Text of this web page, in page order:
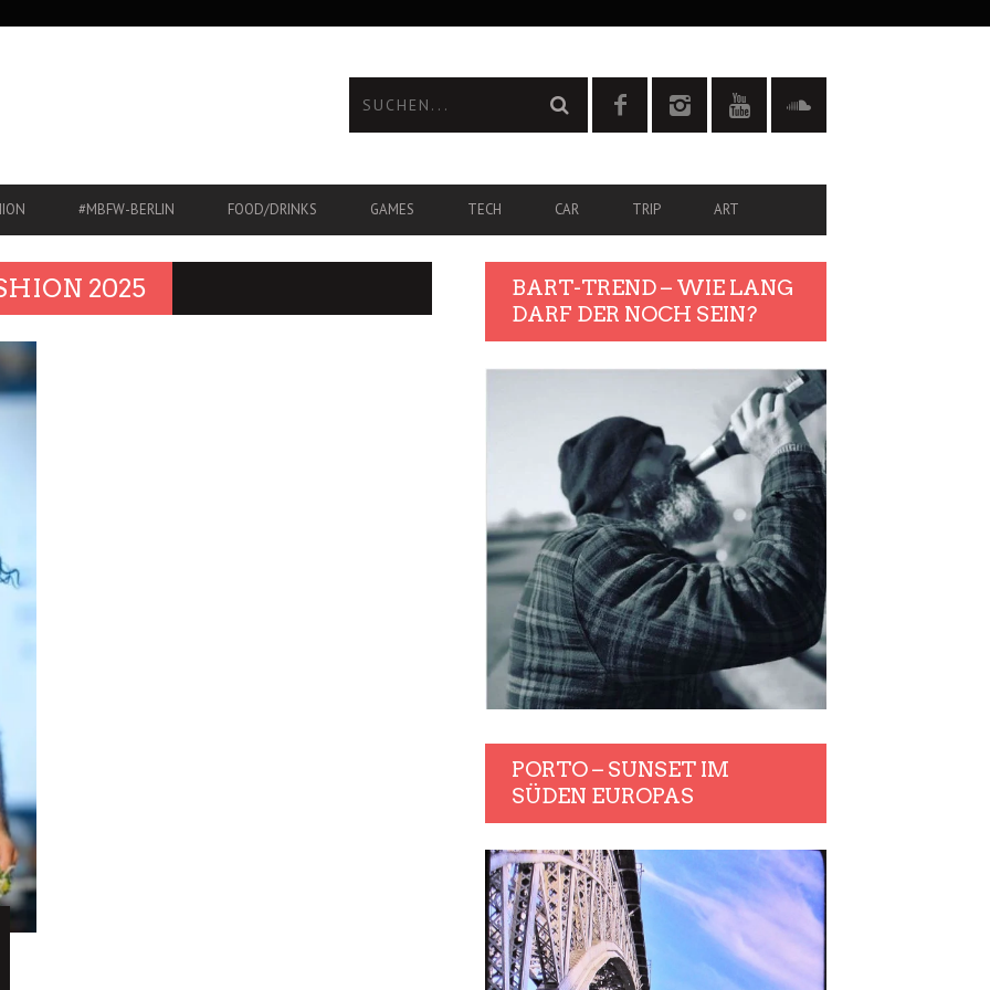
#MBFW-BERLIN FOOD/DRINKS GAMES TECH CAR TRIP ART
2025
BART-TREND – WIE LANG
DARF DER NOCH SEIN?
PORTO – SUNSET IM
SÜDEN EUROPAS